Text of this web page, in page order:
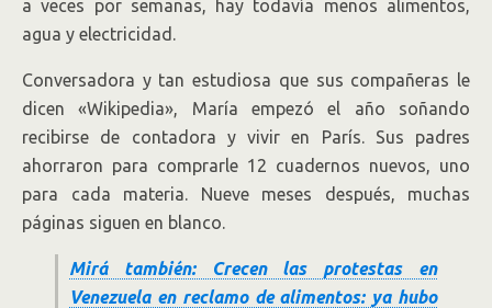
a veces por semanas, hay todavía menos alimentos,
agua y electricidad.
Conversadora y tan estudiosa que sus compañeras le
dicen «Wikipedia», María empezó el año soñando
recibirse de contadora y vivir en París. Sus padres
ahorraron para comprarle 12 cuadernos nuevos, uno
para cada materia. Nueve meses después, muchas
páginas siguen en blanco.
Mirá también: Crecen las protestas en
Venezuela en reclamo de alimentos: ya hubo